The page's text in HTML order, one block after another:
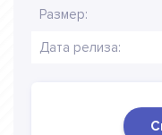
Размер:
Дата релиза: